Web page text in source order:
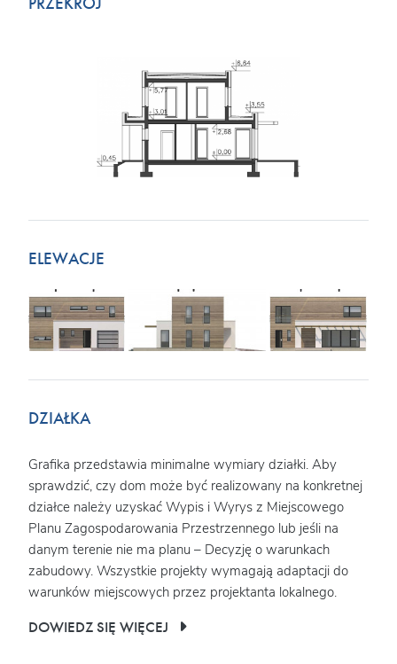
ELEWACJE
DZIAŁKA
Grafika przedstawia minimalne wymiary działki. Aby
sprawdzić, czy dom może być realizowany na konkretnej
działce należy uzyskać Wypis i Wyrys z Miejscowego
Planu Zagospodarowania Przestrzennego lub jeśli na
danym terenie nie ma planu – Decyzję o warunkach
zabudowy. Wszystkie projekty wymagają adaptacji do
warunków miejscowych przez projektanta lokalnego.
DOWIEDZ SIĘ WIĘCEJ